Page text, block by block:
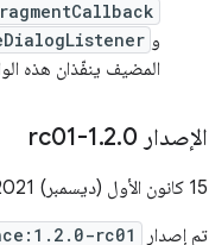
و
المضيف ينفّذان هذه
الإصدار 1 .2.0-rc01
15 كانون الأول (ديسمبر) 2021
تم إصدار
rc01